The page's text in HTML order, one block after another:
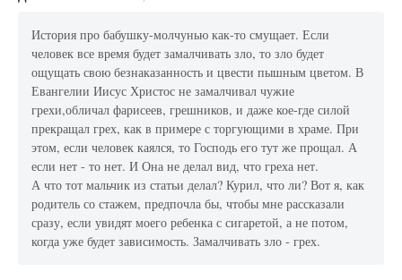
История про бабушку-молчунью как-то смущает. Если
человек все время будет замалчивать зло, то зло будет
ощущать свою безнаказанность и цвести пышным цветом. В
Евангелии Иисус Христос не замалчивал чужие
грехи,обличал фарисеев, грешников, и даже кое-где силой
прекращал грех, как в примере с торгующими в храме. При
этом, если человек каялся, то Господь его тут же прощал. А
если нет - то нет. И Она не делал вид, что греха нет.
А что тот мальчик из статьи делал? Курил, что ли? Вот я, как
родитель со стажем, предпочла бы, чтобы мне рассказали
сразу, если увидят моего ребенка с сигаретой, а не потом,
когда уже будет зависимость. Замалчивать зло - грех.